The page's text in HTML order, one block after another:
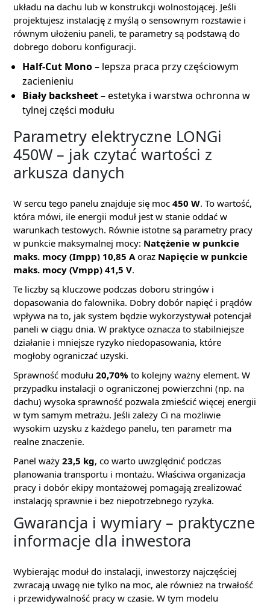
układu na dachu lub w konstrukcji wolnostojącej. Jeśli
projektujesz instalację z myślą o sensownym rozstawie i
równym ułożeniu paneli, te parametry są podstawą do
dobrego doboru konfiguracji.
Half-Cut Mono– lepsza praca przy częściowym
zacienieniu
Biały backsheet– estetyka i warstwa ochronna w
tylnej części modułu
Parametry elektryczne LONGi
450W – jak czytać wartości z
arkusza danych
W sercu tego panelu znajduje się moc 450 W. To wartość,
która mówi, ile energii moduł jest w stanie oddać w
warunkach testowych. Równie istotne są parametry pracy
w punkcie maksymalnej mocy: Natężenie w punkcie
maks. mocy (Impp) 10,85 Aoraz Napięcie w punkcie
maks. mocy (Vmpp) 41,5 V.
Te liczby są kluczowe podczas doboru stringów i
dopasowania do falownika. Dobry dobór napięć i prądów
wpływa na to, jak system będzie wykorzystywał potencjał
paneli w ciągu dnia. W praktyce oznacza to stabilniejsze
działanie i mniejsze ryzyko niedopasowania, które
mogłoby ograniczać uzyski.
Sprawność modułu 20,70% to kolejny ważny element. W
przypadku instalacji o ograniczonej powierzchni (np. na
dachu) wysoka sprawność pozwala zmieścić więcej energii
w tym samym metrażu. Jeśli zależy Ci na możliwie
wysokim uzysku z każdego panelu, ten parametr ma
realne znaczenie.
Panel waży 23,5 kg, co warto uwzględnić podczas
planowania transportu i montażu. Właściwa organizacja
pracy i dobór ekipy montażowej pomagają zrealizować
instalację sprawnie i bez niepotrzebnego ryzyka.
Gwarancja i wymiary – praktyczne
informacje dla inwestora
Wybierając moduł do instalacji, inwestorzy najczęściej
zwracają uwagę nie tylko na moc, ale również na trwałość
i przewidywalność pracy w czasie. W tym modelu